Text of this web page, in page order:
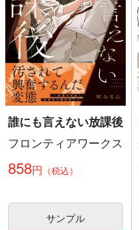
好きって言ってよ。上
猿と腰掛
五条悟×虎杖悠仁
専売 220円（税込）
呪術廻戦
五条悟×虎杖悠仁
サンプル
カート
誰にも言えない放課後
フロンティアワークス
858円 （税込）
サンプル